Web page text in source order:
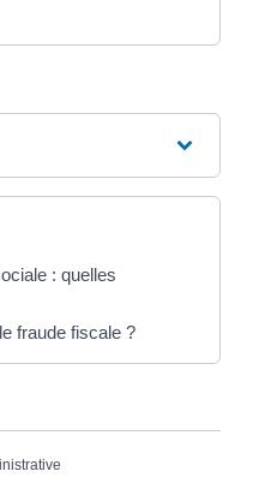
: quelles
fraude fiscale ?